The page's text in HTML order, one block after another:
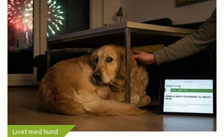
Livet med hund